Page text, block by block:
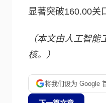
显著突破160.00关
（本文由人工智
核。）
将我们设为 Google